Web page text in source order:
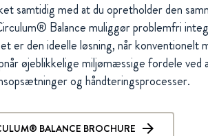
samtidig med at du opretholder den
Balance muliggør problemfri
er den ideelle løsning, når konventionelt
øjeblikkelige miljømæssige fordele ved
og håndteringsprocesser.
BALANCE BROCHURE